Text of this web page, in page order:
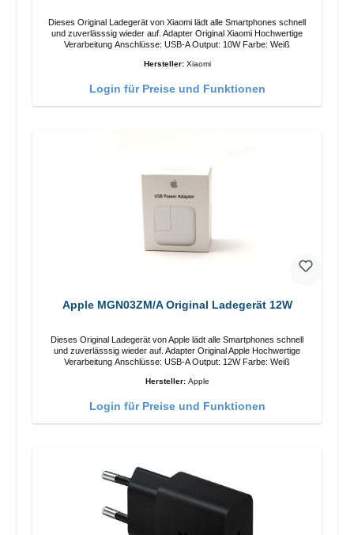
Dieses Original Ladegerät von Xiaomi lädt alle Smartphones schnell
und zuverlässsig wieder auf. Adapter Original Xiaomi Hochwertige
Verarbeitung Anschlüsse: USB-A Output: 10W Farbe: Weiß
Hersteller: Xiaomi
Login für Preise und Funktionen
Apple MGN03ZM/A Original Ladegerät 12W
Dieses Original Ladegerät von Apple lädt alle Smartphones schnell
und zuverlässsig wieder auf. Adapter Original Apple Hochwertige
Verarbeitung Anschlüsse: USB-A Output: 12W Farbe: Weiß
Hersteller: Apple
Login für Preise und Funktionen